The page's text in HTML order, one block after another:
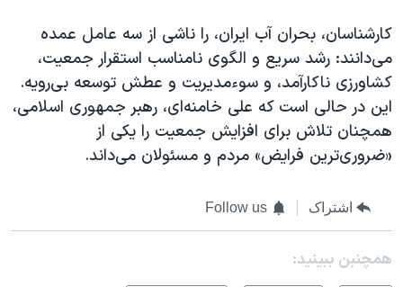
کارشناسان، بحران آب ایران، را ناشی از سه عامل عمده
می‌دانند: رشد سریع و الگوی نامناسب استقرار جمعیت،
کشاورزی ناکارآمد، و سوء‌مدیریت و عطش توسعه بی‌رویه.
این در حالی است که علی خامنه‌ای، رهبر جمهوری اسلامی،
همچنان تلاش برای افزایش جمعیت را یکی از
«ضروری‌ترین فرایض» مردم و مسئولان می‌داند.
اشتراک Follow us
همچنبن ببینید: